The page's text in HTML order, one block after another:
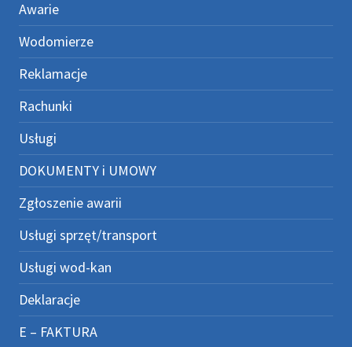
Awarie
Wodomierze
Reklamacje
Rachunki
Usługi
DOKUMENTY i UMOWY
Zgłoszenie awarii
Usługi sprzęt/transport
Usługi wod-kan
Deklaracje
E – FAKTURA